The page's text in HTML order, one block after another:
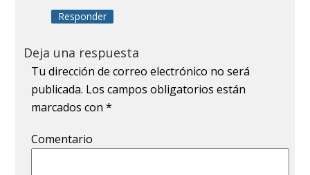
Responder
Deja una respuesta
Tu dirección de correo electrónico no será
publicada. Los campos obligatorios están
marcados con*
Comentario